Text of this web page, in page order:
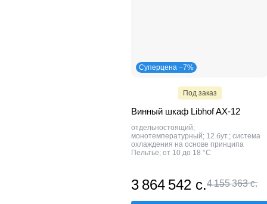
Суперцена −7%
Под заказ
Винный шкаф Libhof AX-12
отдельностоящий;
монотемпературный; 12 бут.; система
охлаждения на основе принципа
Пельтье; от 10 до 18 °C
3 864 542 с.4 155 363 с.